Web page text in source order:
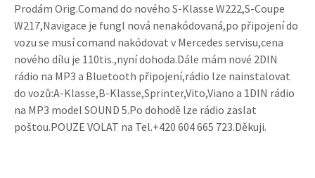
Prodám Orig.Comand do nového S-Klasse W222,S-Coupe
W217,Navigace je fungl nová nenakódovaná,po připojení do
vozu se musí comand nakódovat v Mercedes servisu,cena
nového dílu je 110tis.,nyní dohoda.Dále mám nové 2DIN
rádio na MP3 a Bluetooth připojení,rádio lze nainstalovat
do vozů:A-Klasse,B-Klasse,Sprinter,Vito,Viano a 1DIN rádio
na MP3 model SOUND 5.Po dohodě lze rádio zaslat
poštou.POUZE VOLAT na Tel.+420 604 665 723.Děkuji.